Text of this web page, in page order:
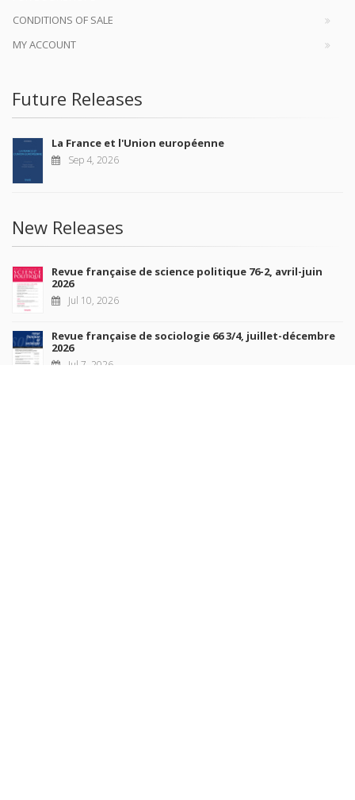
CONDITIONS OF SALE
MY ACCOUNT
Future Releases
La France et l'Union européenne
Sep 4, 2026
New Releases
Revue française de science politique 76-2, avril-juin
2026
Jul 10, 2026
Revue française de sociologie 66 3/4, juillet-décembre
2026
Jul 7, 2026